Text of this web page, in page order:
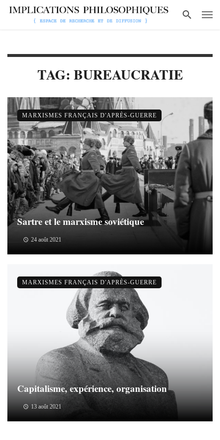
TAG: BUREAUCRATIE
Sartre et le marxisme soviétique
24 août 2021
MARXISMES FRANÇAIS D'APRÈS-GUERRE
Capitalisme, expérience, organisation
13 août 2021
MARXISMES FRANÇAIS D'APRÈS-GUERRE